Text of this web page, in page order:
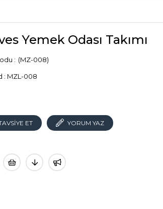
Yemek Odası Takımı
(MZ-008)
: MZL-008
ET YORUM YAZ